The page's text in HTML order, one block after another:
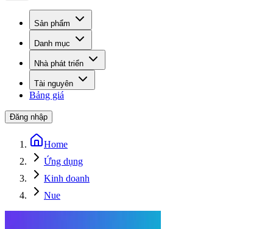
Sản phẩm
Danh mục
Nhà phát triển
Tài nguyên
Bảng giá
Đăng nhập
Home
Ứng dụng
Kinh doanh
Nue